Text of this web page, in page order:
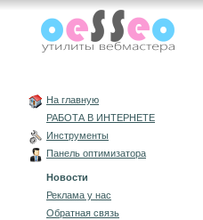
На главную
РАБОТА В ИНТЕРНЕТЕ
Инструменты
Панель оптимизатора
Новости
Реклама у нас
Обратная связь